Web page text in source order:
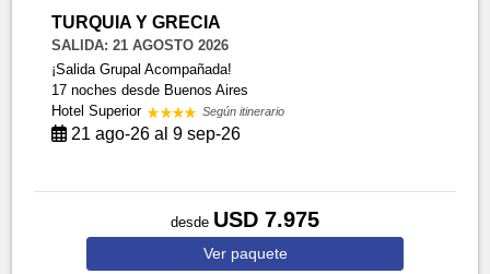
TURQUIA Y GRECIA
SALIDA: 21 AGOSTO 2026
¡Salida Grupal Acompañada!
17 nochesdesde Buenos Aires
Hotel Superior
Según itinerario
21 ago-26 al 9 sep-26
desde USD 7.975
Ver paquete